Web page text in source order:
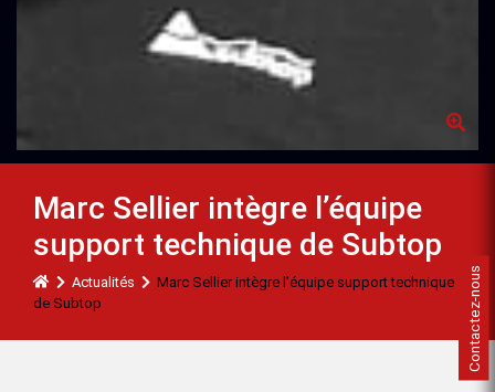
Marc Sellier intègre l’équipe
support technique de Subtop
Actualités
Marc Sellier intègre l’équipe support technique
de Subtop
Contactez-nous